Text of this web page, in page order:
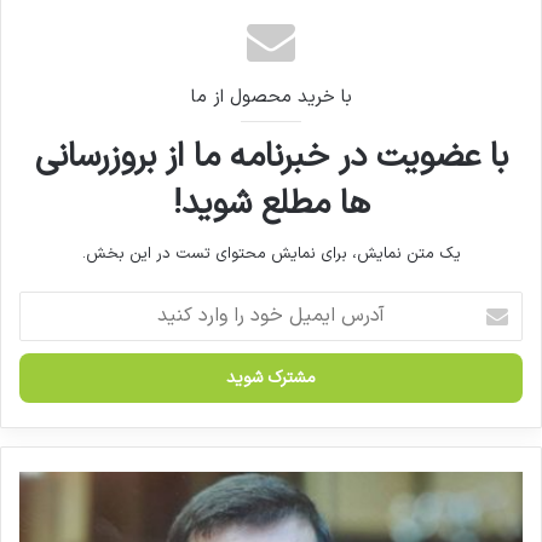
با خرید محصول از ما
با عضویت در خبرنامه ما از بروزرسانی
ها مطلع شوید!
یک متن نمایش، برای نمایش محتوای تست در این بخش.
ر
ا
ی
م
خ
و